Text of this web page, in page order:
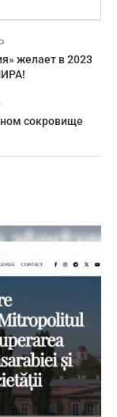
желает в 2023
сокровище